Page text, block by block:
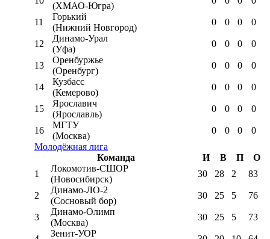
(ХМАО-Югра)
11
Горький
(Нижний Новгород)
0 0 0 0
12
Динамо-Урал
(Уфа)
0 0 0 0
13
Оренбуржье
(Оренбург)
0 0 0 0
14
Кузбасс
(Кемерово)
0 0 0 0
15
Ярославич
(Ярославль)
0 0 0 0
16
МГТУ
(Москва)
0 0 0
0
Молодёжная лига
Команда
И В П
О
1
Локомотив-CШОР
(Новосибирск)
30 28 2 83
2
Динамо-ЛО-2
(Сосновый бор)
30 25 5 76
3
Динамо-Олимп
(Москва)
30 25 5 73
Зенит-УОР